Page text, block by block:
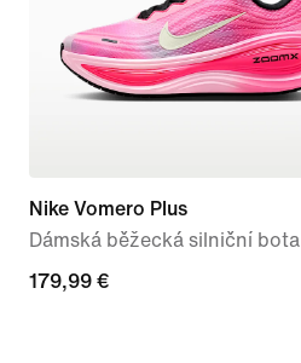
Nike Vomero Plus
Dámská běžecká silniční bota
179,99 €
179,99 €